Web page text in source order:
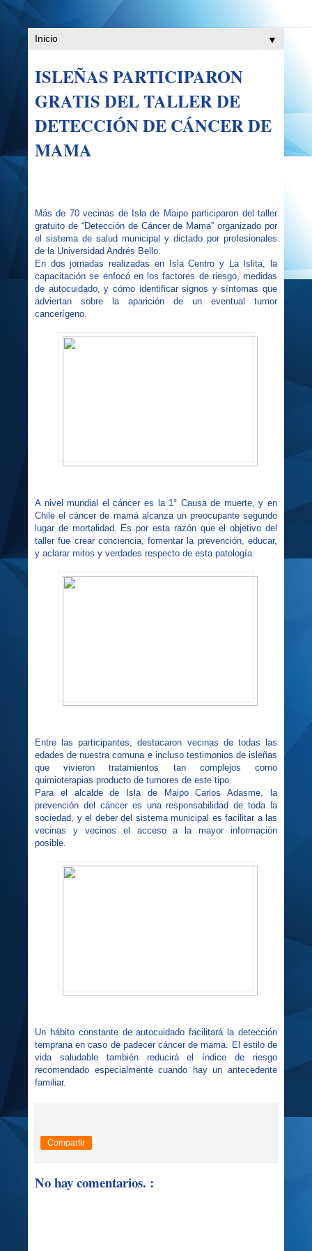
▼
ISLEÑAS PARTICIPARON
GRATIS DEL TALLER DE
DETECCIÓN DE CÁNCER DE
MAMA
Más de 70 vecinas de Isla de Maipo participaron del taller
gratuito de “Detección de Cáncer de Mama” organizado por
el sistema de salud municipal y dictado por profesionales
de la Universidad Andrés Bello.
En dos jornadas realizadas en Isla Centro y La Islita, la
capacitación se enfocó en los factores de riesgo, medidas
de autocuidado, y cómo identificar signos y síntomas que
adviertan sobre la aparición de un eventual tumor
cancerígeno.
A nivel mundial el cáncer es la 1° Causa de muerte, y en
Chile el cáncer de mamá alcanza un preocupante segundo
lugar de mortalidad. Es por esta razón que el objetivo del
taller fue crear conciencia, fomentar la prevención, educar,
y aclarar mitos y verdades respecto de esta patología.
Entre las participantes, destacaron vecinas de todas las
edades de nuestra comuna e incluso testimonios de isleñas
que vivieron tratamientos tan complejos como
quimioterapias producto de tumores de este tipo.
Para el alcalde de Isla de Maipo Carlos Adasme, la
prevención del cáncer es una responsabilidad de toda la
sociedad, y el deber del sistema municipal es facilitar a las
vecinas y vecinos el acceso a la mayor información
posible.
Un hábito constante de autocuidado facilitará la detección
temprana en caso de padecer cáncer de mama. El estilo de
vida saludable también reducirá el índice de riesgo
recomendado especialmente cuando hay un antecedente
familiar.
Compartir
No hay comentarios. :